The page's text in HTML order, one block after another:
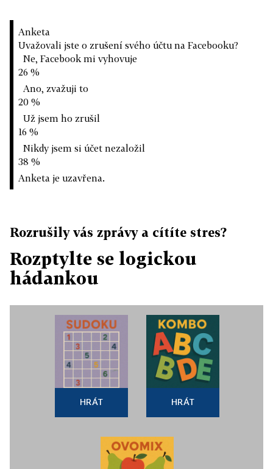
Anketa
Uvažovali jste o zrušení svého účtu na Facebooku?
Ne, Facebook mi vyhovuje
26 %
Ano, zvažuji to
20 %
Už jsem ho zrušil
16 %
Nikdy jsem si účet nezaložil
38 %
Anketa je uzavřena.
Rozrušily vás zprávy a cítíte stres?
Rozptylte se logickou
hádankou
HRÁT HRÁT